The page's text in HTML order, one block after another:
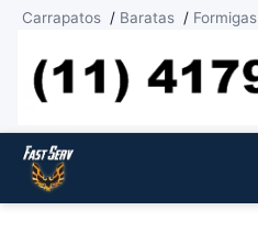
Carrapatos / Baratas / Formigas